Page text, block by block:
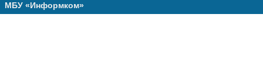
МБУ «Информком»